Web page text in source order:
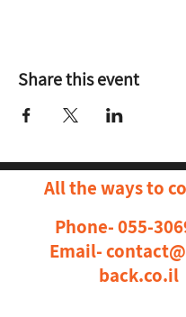
Share this event
All the ways to
Phone-055-
Email-
back.co.il